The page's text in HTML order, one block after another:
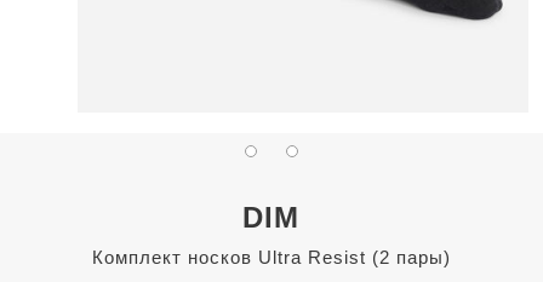
DIM
Комплект носков Ultra Resist (2 пары)